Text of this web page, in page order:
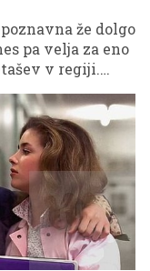
že dolgo
pa velja za eno
v regiji.
podporo možu
Kdo je ženska,
Džeko?